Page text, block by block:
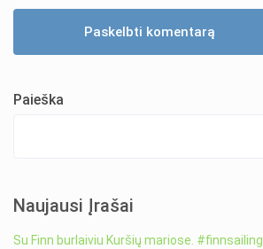
Paieška
Naujausi Įrašai
Su Finn burlaiviu Kuršių mariose. #finnsailing